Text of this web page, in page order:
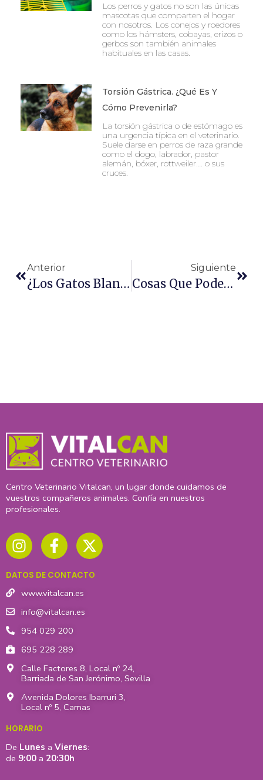
Los perros y gatos no son las únicas
mascotas que comparten el hogar
con nosotros. Los conejos y roedores
como los hámsters, cobayas, erizos o
gerbos son también animales
habituales en las casas.
Torsión Gástrica. ¿Qué Es Y
Cómo Prevenirla?
La torsión gástrica o de estómago es
una urgencia típica en el veterinario.
Suele darse en perros de raza grande
como el dogo, labrador, pastor
alemán, bóxer, rottweiler…. o sus
cruces.
Anterior
¿Los Gatos Blancos Son Sordos?
Siguiente
Cosas Que Podemos Enseñarle A Un Cachorro Que Todavía No Puede Salir De Casa
Centro Veterinario Vitalcan, un lugar donde cuidamos de
vuestros compañeros animales. Confía en nuestros
profesionales.
n
s
a
g
r
a
m
a
c
b
o
o
k
-
f
-
t
i
DATOS DE CONTACTO
www.vitalcan.es
info@vitalcan.es
954 029 200
695 228 289
Calle Factores 8, Local nº 24,
Barriada de San Jerónimo, Sevilla
Avenida Dolores Ibarruri 3,
Local nº 5, Camas
HORARIO
De Lunes a Viernes:
de 9:00 a 20:30h